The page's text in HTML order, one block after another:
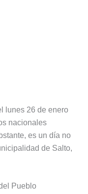
lunes 26 de enero
nacionales
es un día no
de Salto,
Pueblo